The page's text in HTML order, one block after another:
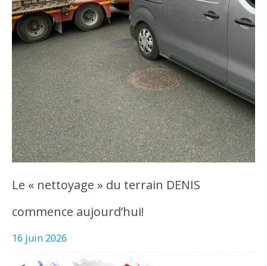
Le « nettoyage » du terrain DENIS
commence aujourd’hui!
16 juin 2026